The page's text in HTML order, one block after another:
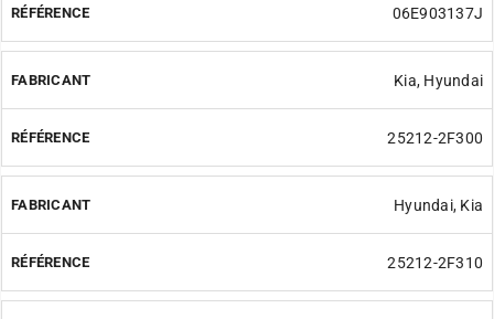
06E903137J
Kia, Hyundai
25212-2F300
Hyundai, Kia
25212-2F310